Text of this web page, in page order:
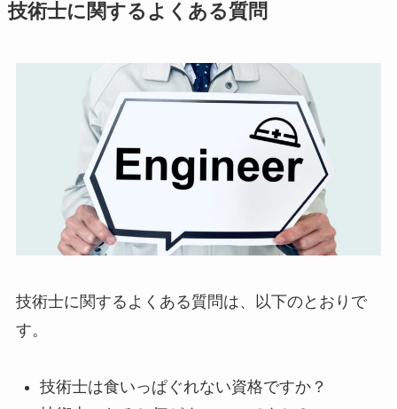
技術士に関するよくある質問
技術士に関するよくある質問は、以下のとおりで
す。
技術士は食いっぱぐれない資格ですか？